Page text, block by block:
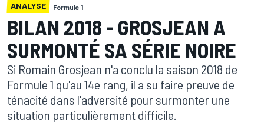
ANALYSE Formule 1
BILAN 2018 - GROSJEAN A
SURMONTÉ SA SÉRIE NOIRE
Si Romain Grosjean n'a conclu la saison 2018 de
Formule 1 qu'au 14e rang, il a su faire preuve de
ténacité dans l'adversité pour surmonter une
situation particulièrement difficile.